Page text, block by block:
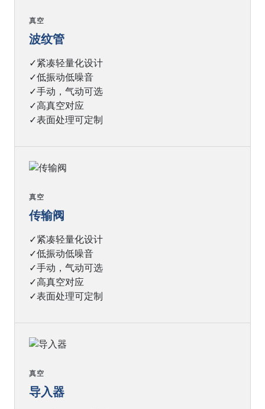
真空
波纹管
✓紧凑轻量化设计
✓低振动低噪音
✓手动，气动可选
✓高真空对应
✓表面处理可定制
真空
传输阀
✓紧凑轻量化设计
✓低振动低噪音
✓手动，气动可选
✓高真空对应
✓表面处理可定制
真空
导入器